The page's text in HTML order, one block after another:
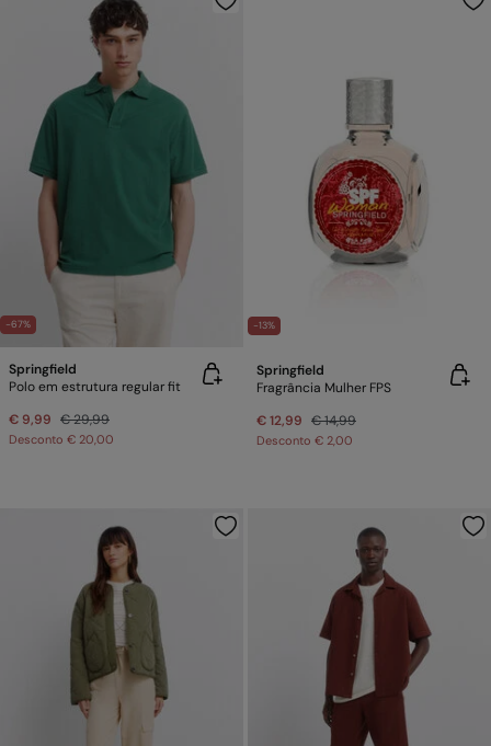
-67%
Springfield
Polo em estrutura regular fit
€ 9,99 € 29,99
Desconto € 20,00
-13%
Springfield
Fragrância Mulher FPS
€ 12,99 € 14,99
Desconto € 2,00